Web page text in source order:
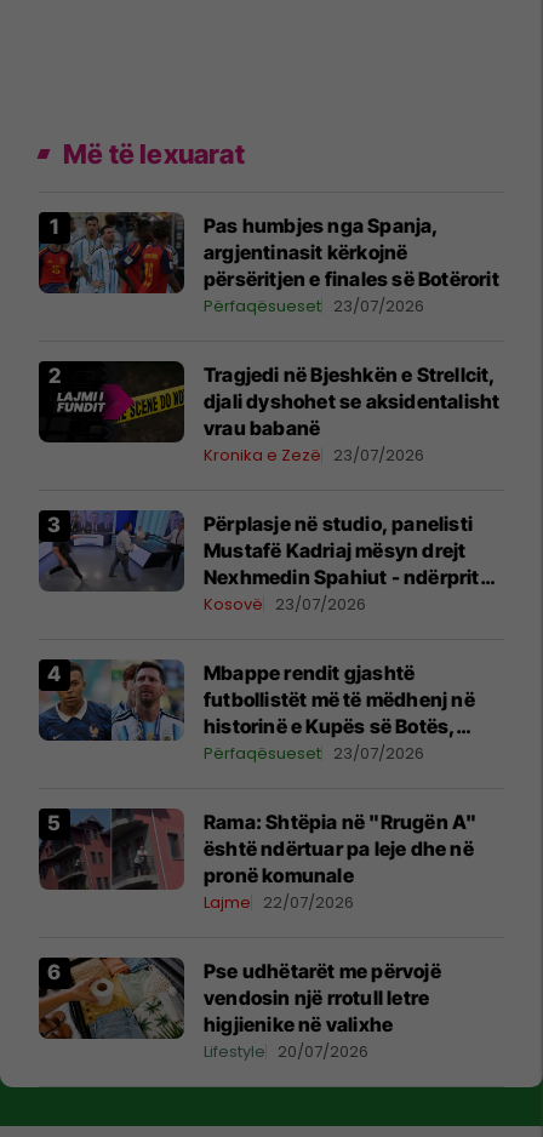
Më të lexuarat
Pas humbjes nga Spanja,
argjentinasit kërkojnë
përsëritjen e finales së Botërorit
Përfaqësueset 23/07/2026
Tragjedi në Bjeshkën e Strellcit,
djali dyshohet se aksidentalisht
vrau babanë
Kronika e Zezë 23/07/2026
Përplasje në studio, panelisti
Mustafë Kadriaj mësyn drejt
Nexhmedin Spahiut - ndërpritet
transmetimi
Kosovë 23/07/2026
Mbappe rendit gjashtë
futbollistët më të mëdhenj në
historinë e Kupës së Botës,
Messi mbetet i dyti
Përfaqësueset 23/07/2026
Rama: Shtëpia në "Rrugën A"
është ndërtuar pa leje dhe në
pronë komunale
Lajme 22/07/2026
Pse udhëtarët me përvojë
vendosin një rrotull letre
higjienike në valixhe
Lifestyle 20/07/2026